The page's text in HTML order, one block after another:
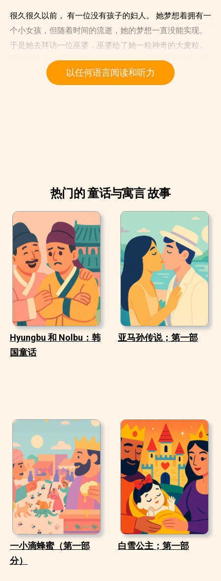
很久很久以前， 有一位没有孩子的妇人。 她梦想着拥有一
个小女孩，但随着时间的流逝，她的梦想一直没能实现。
于是她去拜访一位巫婆，巫婆给了她一粒神奇的大麦粒。
她把它种在一个花盆里。 然后第二天，大麦粒变成了一朵
美丽的花，它看起来很像一朵郁金香。 这个妇人温柔地亲
歌，她的歌声是那么的温柔、甜美。
以任何语言阅读和听力
热门的 童话与寓言 故事
Hyungbu 和 Nolbu：韩
国童话
亚马孙传说；第一部
一小滴蜂蜜（第一部
分）
白雪公主；第一部